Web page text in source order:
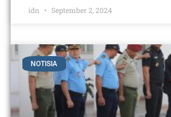
idn September 2, 2024
NOTISIA